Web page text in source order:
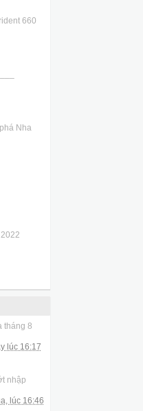
660
Nha
tháng 8
lúc 16:17
nhập
lúc 16:46